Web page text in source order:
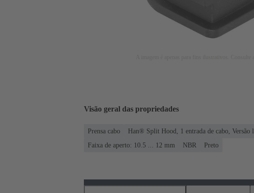
Visão geral das propriedades
Prensa cabo
Han® Split Hood, 1 entrada de cabo, Versão
Faixa de aperto: 10.5 ... 12 mm
NBR Preto